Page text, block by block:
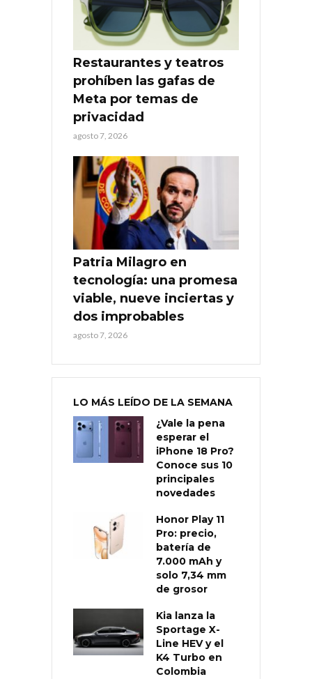
Restaurantes y teatros
prohíben las gafas de
Meta por temas de
privacidad
agosto 7, 2026
Patria Milagro en
tecnología: una promesa
viable, nueve inciertas y
dos improbables
agosto 7, 2026
LO MÁS LEÍDO DE LA SEMANA
¿Vale la pena
esperar el
iPhone 18 Pro?
Conoce sus 10
principales
novedades
Honor Play 11
Pro: precio,
batería de
7.000 mAh y
solo 7,34 mm
de grosor
Kia lanza la
Sportage X-
Line HEV y el
K4 Turbo en
Colombia